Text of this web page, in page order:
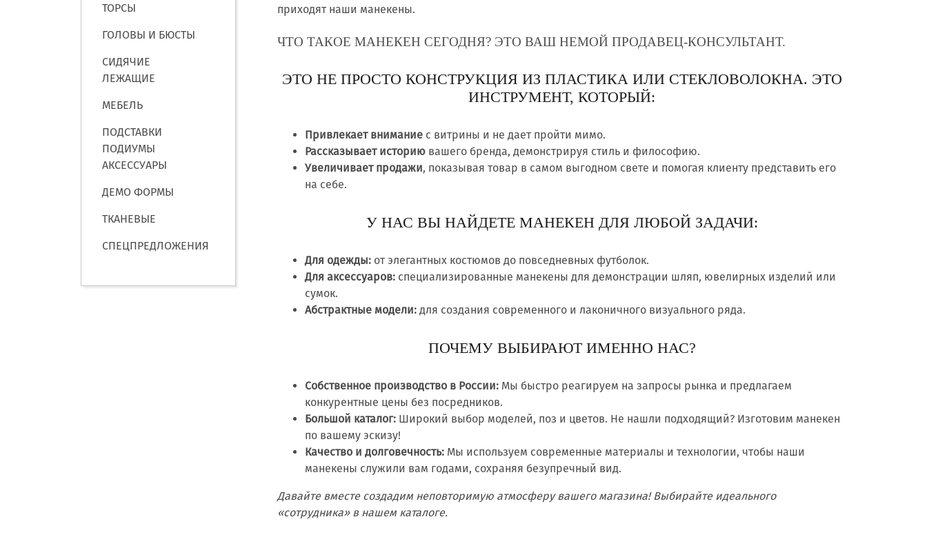
ТОРСЫ
ГОЛОВЫ И БЮСТЫ
СИДЯЧИЕ
ЛЕЖАЩИЕ
МЕБЕЛЬ
ПОДСТАВКИ
ПОДИУМЫ
АКСЕССУАРЫ
ДЕМО ФОРМЫ
ТКАНЕВЫЕ
СПЕЦПРЕДЛОЖЕНИЯ
приходят наши манекены.
ЧТО ТАКОЕ МАНЕКЕН СЕГОДНЯ? ЭТО ВАШ НЕМОЙ ПРОДАВЕЦ-КОНСУЛЬТАНТ.
ЭТО НЕ ПРОСТО КОНСТРУКЦИЯ ИЗ ПЛАСТИКА ИЛИ СТЕКЛОВОЛОКНА. ЭТО
ИНСТРУМЕНТ, КОТОРЫЙ:
Привлекает внимание с витрины и не дает пройти мимо.
Рассказывает историю вашего бренда, демонстрируя стиль и философию.
Увеличивает продажи, показывая товар в самом выгодном свете и помогая клиенту представить его
на себе.
У НАС ВЫ НАЙДЕТЕ МАНЕКЕН ДЛЯ ЛЮБОЙ ЗАДАЧИ:
Для одежды: от элегантных костюмов до повседневных футболок.
Для аксессуаров: специализированные манекены для демонстрации шляп, ювелирных изделий или
сумок.
Абстрактные модели: для создания современного и лаконичного визуального ряда.
ПОЧЕМУ ВЫБИРАЮТ ИМЕННО НАС?
Собственное производство в России: Мы быстро реагируем на запросы рынка и предлагаем
конкурентные цены без посредников.
Большой каталог: Широкий выбор моделей, поз и цветов. Не нашли подходящий? Изготовим манекен
по вашему эскизу!
Качество и долговечность: Мы используем современные материалы и технологии, чтобы наши
манекены служили вам годами, сохраняя безупречный вид.
Давайте вместе создадим неповторимую атмосферу вашего магазина! Выбирайте идеального
«сотрудника» в нашем каталоге.